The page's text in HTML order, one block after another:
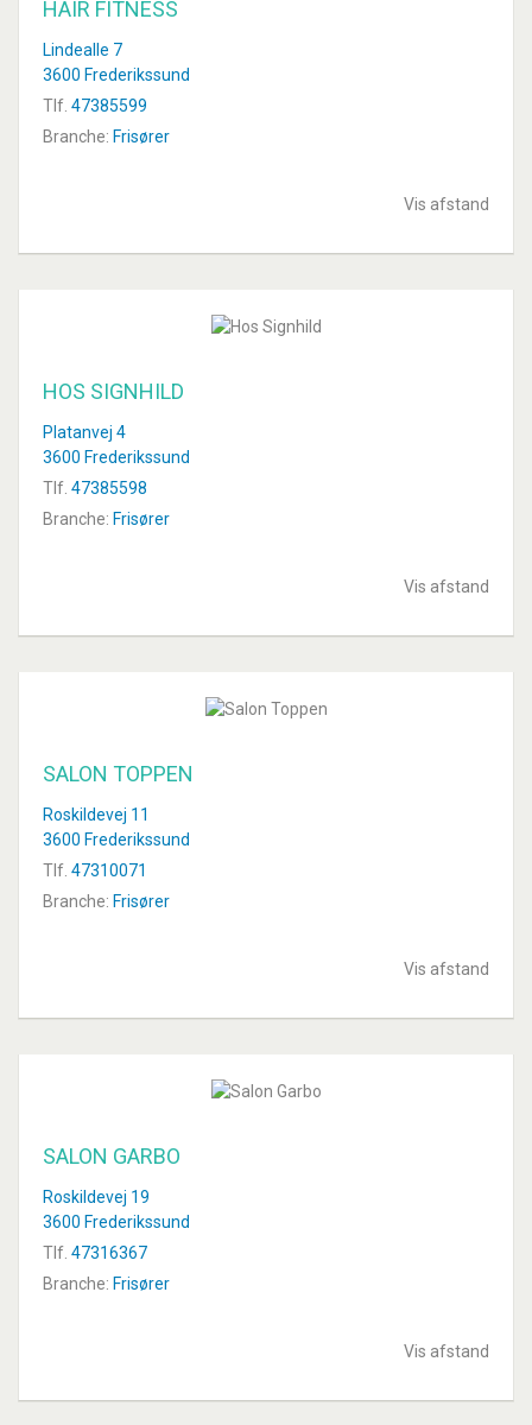
HAIR FITNESS
Lindealle 7
3600 Frederikssund
Tlf. 47385599
Branche: Frisører
Vis afstand
HOS SIGNHILD
Platanvej 4
3600 Frederikssund
Tlf. 47385598
Branche: Frisører
Vis afstand
SALON TOPPEN
Roskildevej 11
3600 Frederikssund
Tlf. 47310071
Branche: Frisører
Vis afstand
SALON GARBO
Roskildevej 19
3600 Frederikssund
Tlf. 47316367
Branche: Frisører
Vis afstand